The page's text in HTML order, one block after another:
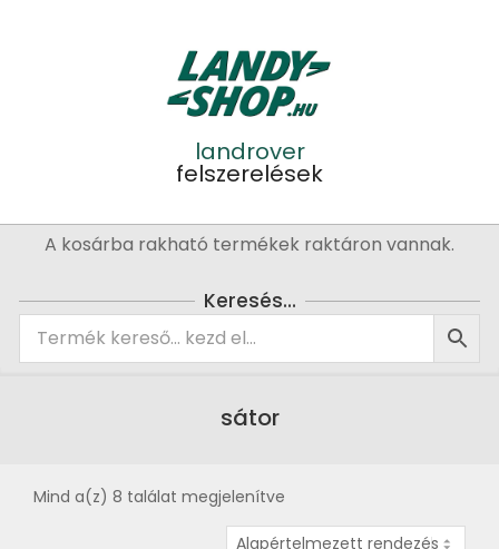
landrover
felszerelések
PrimaryA kosárba rakható termékek raktáron vannak.
Keresés…
sátor
Mind a(z) 8 találat megjelenítve